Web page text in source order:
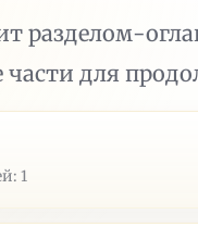
разделом-
для
1